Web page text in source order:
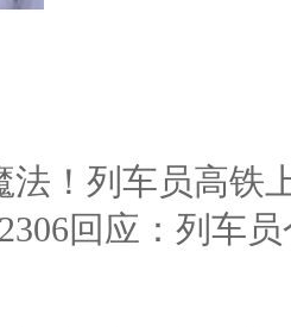
法！列车员高铁
回应：列车